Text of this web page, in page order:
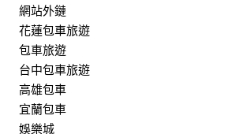
網站外鏈
花蓮包車旅遊
包車旅遊
台中包車旅遊
高雄包車
宜蘭包車
娛樂城